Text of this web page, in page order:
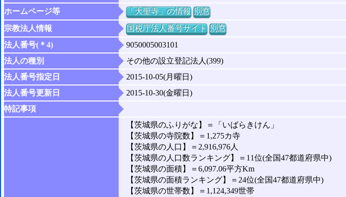
ホームページ等
「大聖寺」の情報 別窓
宗教法人情報
国税庁法人番号サイト 別窓
法人番号(＊4)
9050005003101
法人の種別
その他の設立登記法人(399)
法人番号指定日
2015-10-05(月曜日)
法人番号更新日
2015-10-30(金曜日)
特記事項
【茨城県のふりがな】＝「いばらきけん」
【茨城県の寺院数】＝1,275カ寺
【茨城県の人口】＝2,916,976人
【茨城県の人口数ランキング】＝11位(全国47都道府県中)
【茨城県の面積】＝6,097.06平方Km
【茨城県の面積ランキング】＝24位(全国47都道府県中)
【茨城県の世帯数】＝1,124,349世帯